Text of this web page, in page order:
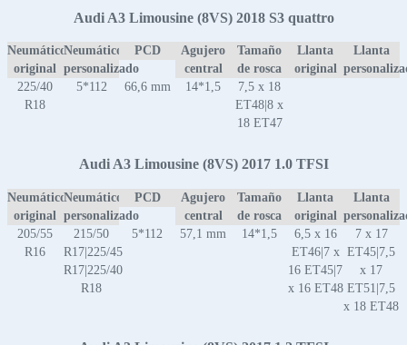
Audi A3 Limousine (8VS) 2018 S3 quattro
Neumático
original
Neumático
personalizado
PCD
Agujero
central
Tamaño
de rosca
Llanta
original
Llanta
225/40
R18
5*112 66,6 mm 14*1,5
7,5 x 18
ET48|8 x
18 ET47
Audi A3 Limousine (8VS) 2017 1.0 TFSI
Neumático
original
Neumático
personalizado
PCD
Agujero
central
Tamaño
de rosca
Llanta
original
Llanta
205/55
R16
215/50
R17|225/45
R17|225/40
R18
5*112 57,1 mm 14*1,5
6,5 x 16
ET46|7 x
16 ET45|7
x 16 ET48
7 x 17
ET45|7,5
x 17
ET51|7,5
x 18 ET48